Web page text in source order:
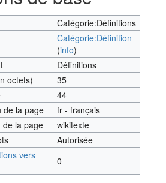
Catégorie:Définitions
Catégorie:Définition
(info)
Définitions
octets)
35
44
de la page
fr - français
de la page
wikitexte
Autorisée
vers
0